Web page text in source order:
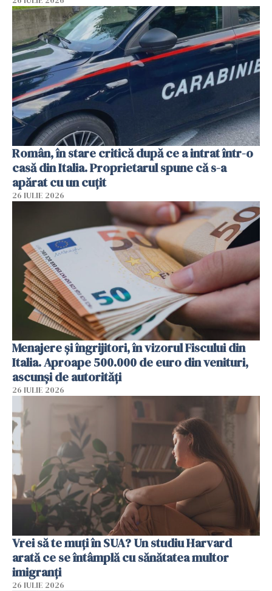
Român, în stare critică după ce a intrat într-o
casă din Italia. Proprietarul spune că s-a
apărat cu un cuțit
26 IULIE 2026
Menajere și îngrijitori, în vizorul Fiscului din
Italia. Aproape 500.000 de euro din venituri,
ascunși de autorități
26 IULIE 2026
Vrei să te muți în SUA? Un studiu Harvard
arată ce se întâmplă cu sănătatea multor
imigranți
26 IULIE 2026